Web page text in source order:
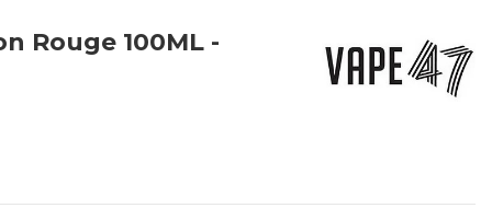
Rouge 100ML -